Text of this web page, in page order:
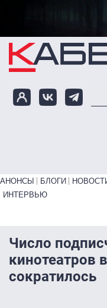
Перейти к основному
Primary links bottom
АНОНСЫ БЛОГИ
ИНТЕРВЬЮ
Число
кинотеатров
сократилось